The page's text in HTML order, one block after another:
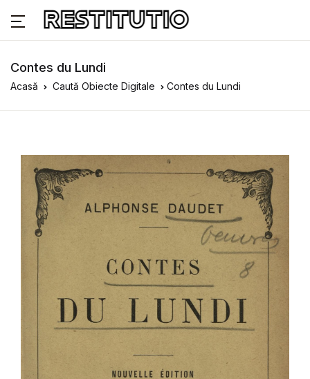
Contes du Lundi
Acasă Caută Obiecte Digitale Contes du Lundi